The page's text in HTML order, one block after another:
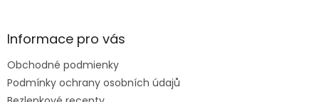
ä
e
Informace pro vás
Obchodné podmienky
Podmínky ochrany osobních údajů